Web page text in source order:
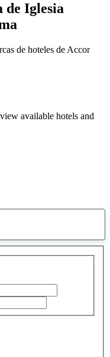
de Iglesia
de hoteles de Accor
available hotels and